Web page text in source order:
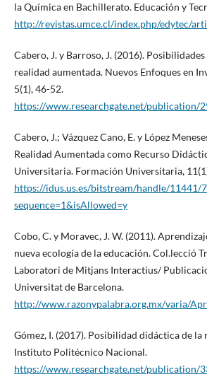
la Química en Bachillerato. Educación y
http://revistas.umce.cl/index.php/edytec/
Cabero, J. y Barroso, J. (2016).
realidad aumentada. Nuevos Enfoques en
5(1), 46-52.
https://www.researchgate.net/publication/
Cabero, J.; Vázquez Cano, E. y López
Realidad Aumentada como Recurso
Universitaria. Formación Universitaria,
https://idus.us.es/bitstream/handle/11441/
sequence=1&isAllowed=y
Cobo, C. y Moravec, J. W. (2011).
nueva ecología de la educación. Col.lecció
Laboratori de Mitjans Interactius/
Universitat de Barcelona.
http://www.razonypalabra.org.mx/varia/
Gómez, I. (2017). Posibilidad didáctica de la
Instituto Politécnico Nacional.
https://www.researchgate.net/publication/